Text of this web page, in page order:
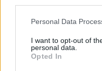
Personal Data
I want to opt-out of
personal data.
Opted In
grojo mėgėjiškai.
susirado džiazo
pakvietė dirbti
meistrų